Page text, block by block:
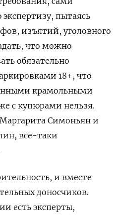
пытаясь
изъятий, уголовного
что можно
обязательно
18+, что
крамольными
с купюрами нельзя.
Симоньян и
все-таки
и вместе
доносчиков.
есть эксперты,